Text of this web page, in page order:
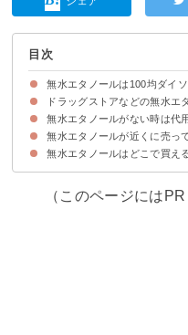
目次
無水エタノールは100均ダイ
無水エタノールの売ってる場
ドラッグストアなどの無水エ
①マツモトキヨシ(最安値:税
②スギ薬局(最安値:税込1628
③ウエルシア(最安値:不明)
④ドンキホーテ(最安値:不明)
⑤ヨドバシカメラ(最安値:税
⑥コーナン（最安値:不明)
無水エタノールがない時は代
無水エタノールは消毒用エ
無水エタノールが近くに売っ
①楽天市場｜植物性発酵エタ
②楽天市場｜植物性発酵エタ
③楽天市場｜健栄製薬 ケン
無水エタノールはどこで買え
（このページには